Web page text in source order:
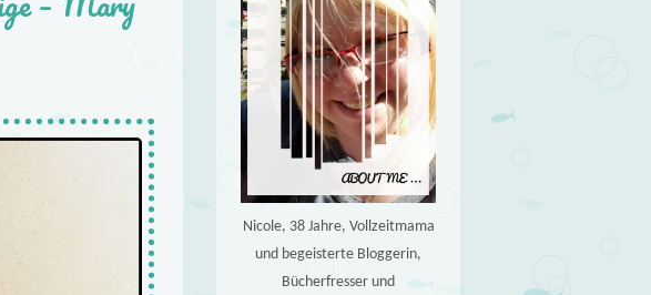
Nicole, 38 Jahre, Vollzeitmama
und begeisterte Bloggerin,
Bücherfresser und